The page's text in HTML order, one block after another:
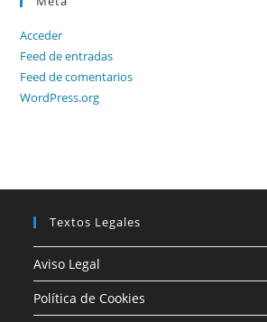
Acceder
Feed de entradas
Feed de comentarios
WordPress.org
Textos Legales
Aviso Legal
Política de Cookies